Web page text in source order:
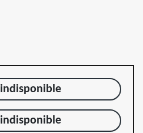
indisponible
indisponible